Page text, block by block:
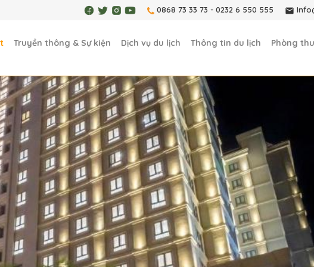
0868 73 33 73 - 0232 6 550 555
Truyền thông & Sự kiện Dịch vụ du lịch Thông tin du lịch Phòng thu